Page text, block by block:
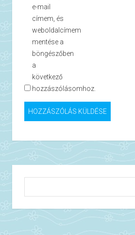
e-mail
címem, és
weboldalcímem
mentése a
böngészőben
a
következő
hozzászólásomhoz.